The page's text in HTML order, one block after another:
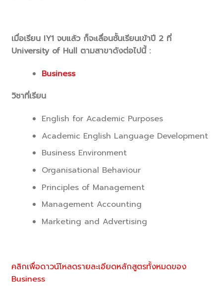
เมื่อเรียน IY1 จบแล้ว ก็จะเลื่อนชั้นเรียนเข้าปี 2 ที่
University of Hull ตามสาขาดังต่อไปนี้ :
Business
วิชาที่เรียน
English for Academic Purposes
Academic English Language Development
Business Environment
Organisational Behaviour
Principles of Management
Management Accounting
Marketing and Advertising
คลิกเพื่อดาวน์โหลดรายละเอียดหลักสูตรทั้งหมดของ
Business